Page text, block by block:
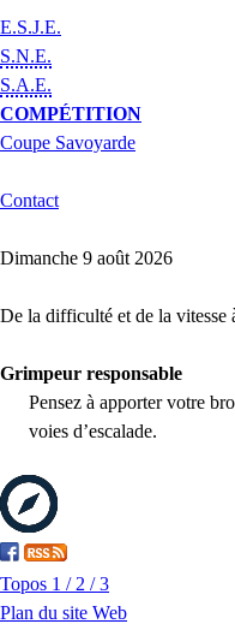
E.S.J.E.
S.N.E.
S.A.E.
COMPÉTITION
Coupe Savoyarde
Contact
Dimanche 9 août 2026
De la difficulté et de la
Grimpeur responsable
Pensez à apporter votre
voies d’escalade.
Topos 1 / 2 / 3
Plan du site Web